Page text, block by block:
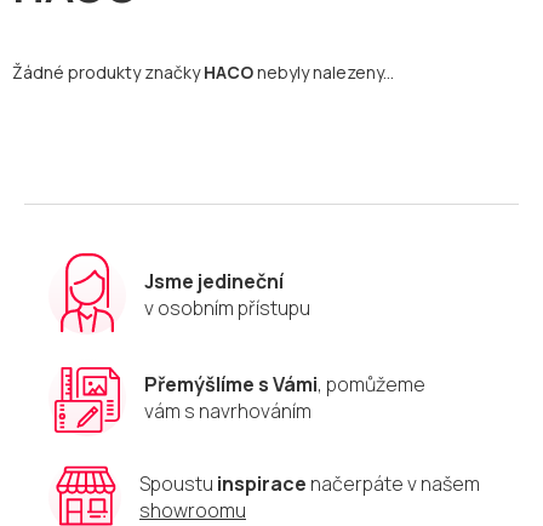
Žádné produkty značkyHACOnebyly nalezeny...
Jsme jedineční
v osobním přístupu
Přemýšlíme s Vámi, pomůžeme
vám s navrhováním
Spoustu inspirace načerpáte v našem
showroomu